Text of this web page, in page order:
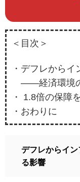
＜目次＞
・デフレからイ
――経済環境
・ 1.8倍の保障
・おわりに
デフレからイ
る影響